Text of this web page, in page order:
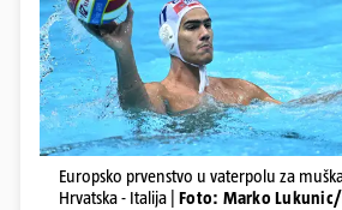
Europsko prvenstvo u vaterpolu za
Hrvatska - Italija | Foto: Marko Lukunic/